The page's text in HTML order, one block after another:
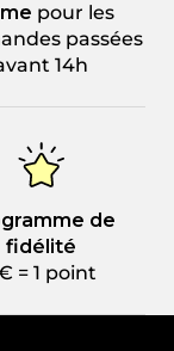
pour les
passées
14h
de
fidélité
= 1 point